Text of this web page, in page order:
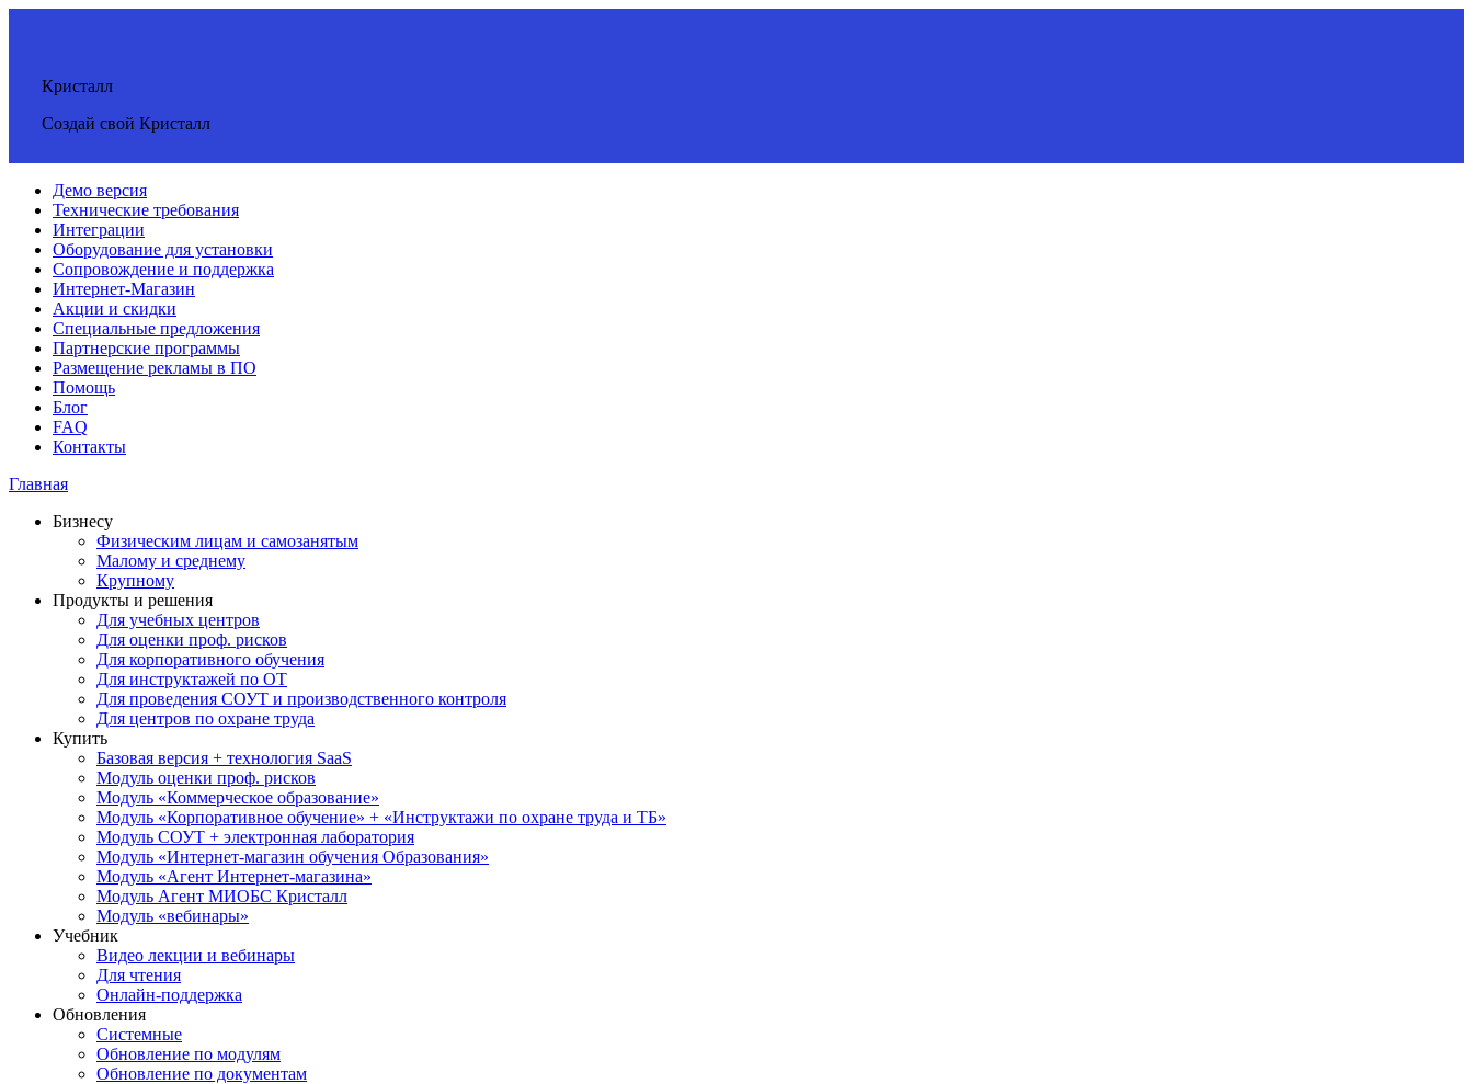
Кристалл
Создай свой Кристалл
Демо версия
Технические требования
Интеграции
Оборудование для установки
Сопровождение и поддержка
Интернет-Магазин
Акции и скидки
Специальные предложения
Партнерские программы
Размещение рекламы в ПО
Помощь
Блог
FAQ
Контакты
Главная
Бизнесу
Физическим лицам и самозанятым
Малому и среднему
Крупному
Продукты и решения
Для учебных центров
Для оценки проф. рисков
Для корпоративного обучения
Для инструктажей по ОТ
Для проведения СОУТ и производственного контроля
Для центров по охране труда
Купить
Базовая версия + технология SaaS
Модуль оценки проф. рисков
Модуль «Коммерческое образование»
Модуль «Корпоративное обучение» + «Инструктажи по охране труда и ТБ»
Модуль СОУТ + электронная лаборатория
Модуль «Интернет-магазин обучения Образования»
Модуль «Агент Интернет-магазина»
Модуль Агент МИОБС Кристалл
Модуль «вебинары»
Учебник
Видео лекции и вебинары
Для чтения
Онлайн-поддержка
Обновления
Системные
Обновление по модулям
Обновление по документам